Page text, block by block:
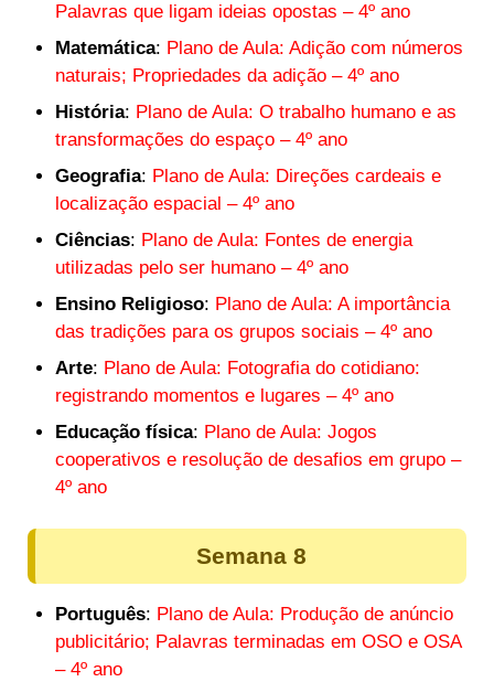
Palavras que ligam ideias opostas – 4º ano
Matemática: Plano de Aula: Adição com números
naturais; Propriedades da adição – 4º ano
História: Plano de Aula: O trabalho humano e as
transformações do espaço – 4º ano
Geografia: Plano de Aula: Direções cardeais e
localização espacial – 4º ano
Ciências: Plano de Aula: Fontes de energia
utilizadas pelo ser humano – 4º ano
Ensino Religioso: Plano de Aula: A importância
das tradições para os grupos sociais – 4º ano
Arte: Plano de Aula: Fotografia do cotidiano:
registrando momentos e lugares – 4º ano
Educação física: Plano de Aula: Jogos
cooperativos e resolução de desafios em grupo –
4º ano
Semana 8
Português: Plano de Aula: Produção de anúncio
publicitário; Palavras terminadas em OSO e OSA
– 4º ano